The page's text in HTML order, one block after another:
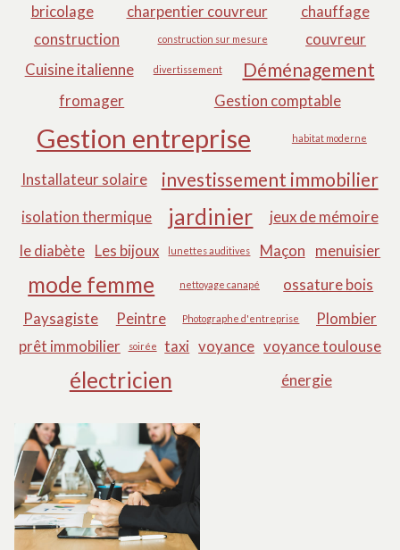
bricolage charpentier couvreur
chauffage
construction
construction sur mesure
couvreur
Cuisine italienne
divertissement Déménagement
fromager Gestion comptable
Gestion entreprise habitat moderne
Installateur solaire investissement immobilier
isolation thermique jardinier
jeux de mémoire
le diabète Les bijoux lunettes auditives Maçon menuisier
mode femme nettoyage canapé
ossature bois
Paysagiste
Peintre Photographe d'entreprise
Plombier
prêt immobilier
soirée taxi voyance voyance toulouse
électricien énergie